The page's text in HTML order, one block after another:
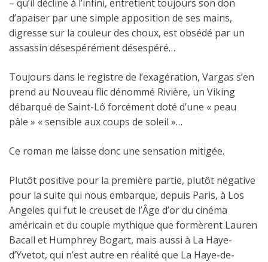
– qu’il décline à l’infini, entretient toujours son don
d’apaiser par une simple apposition de ses mains,
digresse sur la couleur des choux, est obsédé par un
assassin désespérément désespéré…
Toujours dans le registre de l’exagération, Vargas s’en
prend au Nouveau flic dénommé Rivière, un Viking
débarqué de Saint-Lô forcément doté d’une « peau
pâle » « sensible aux coups de soleil »…
Ce roman me laisse donc une sensation mitigée.
Plutôt positive pour la première partie, plutôt négative
pour la suite qui nous embarque, depuis Paris, à Los
Angeles qui fut le creuset de l’Âge d’or du cinéma
américain et du couple mythique que formèrent Lauren
Bacall et Humphrey Bogart, mais aussi à La Haye-
d’Yvetot, qui n’est autre en réalité que La Haye-de-